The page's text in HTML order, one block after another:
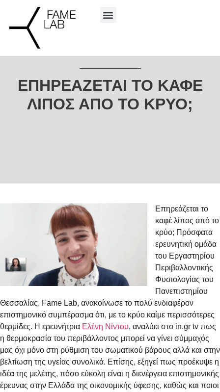
ΕΠΗΡΕΆΖΕΤΑΙ ΤΟ ΚΑΦΈ
ΛΊΠΟΣ ΑΠΌ ΤΟ ΚΡΎΟ;
Επηρεάζεται το
καφέ λίπος από το
κρύο; Πρόσφατα
ερευνητική ομάδα
του Εργαστηρίου
Περιβαλλοντικής
Φυσιολογίας του
Πανεπιστημίου
Θεσσαλίας, Fame Lab, ανακοίνωσε το πολύ ενδιαφέρον
επιστημονικό συμπέρασμα ότι, με το κρύο καίμε περισσότερες
θερμίδες. Η ερευνήτρια Ελένη Νίντου, αναλύει στο in.gr tv πως
η θερμοκρασία του περιβάλλοντος μπορεί να γίνει σύμμαχός
μας όχι μόνο στη ρύθμιση του σωματικού βάρους αλλά και στην
βελτίωση της υγείας συνολικά. Επίσης, εξηγεί πως προέκυψε η
ιδέα της μελέτης, πόσο εύκολη είναι η διενέργεια επιστημονικής
έρευνας στην Ελλάδα της οικονομικής ύφεσης, καθώς και ποιοι